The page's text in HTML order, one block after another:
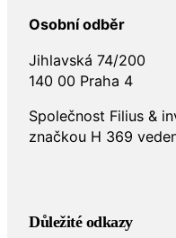
Osobní odběr
Jihlavská 74/200
140 00 Praha 4
Společnost Filius &
značkou H 369
Důležité odkazy